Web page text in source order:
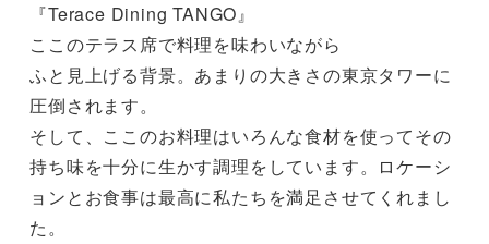
『Terace Dining TANGO』
ここのテラス席で料理を味わいながら
ふと見上げる背景。あまりの大きさの東京タワーに
圧倒されます。
そして、ここのお料理はいろんな食材を使ってその
持ち味を十分に生かす調理をしています。ロケーシ
ョンとお食事は最高に私たちを満足させてくれまし
た。